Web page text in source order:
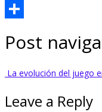
Email
Post
La evolución del juego
Leave a Reply